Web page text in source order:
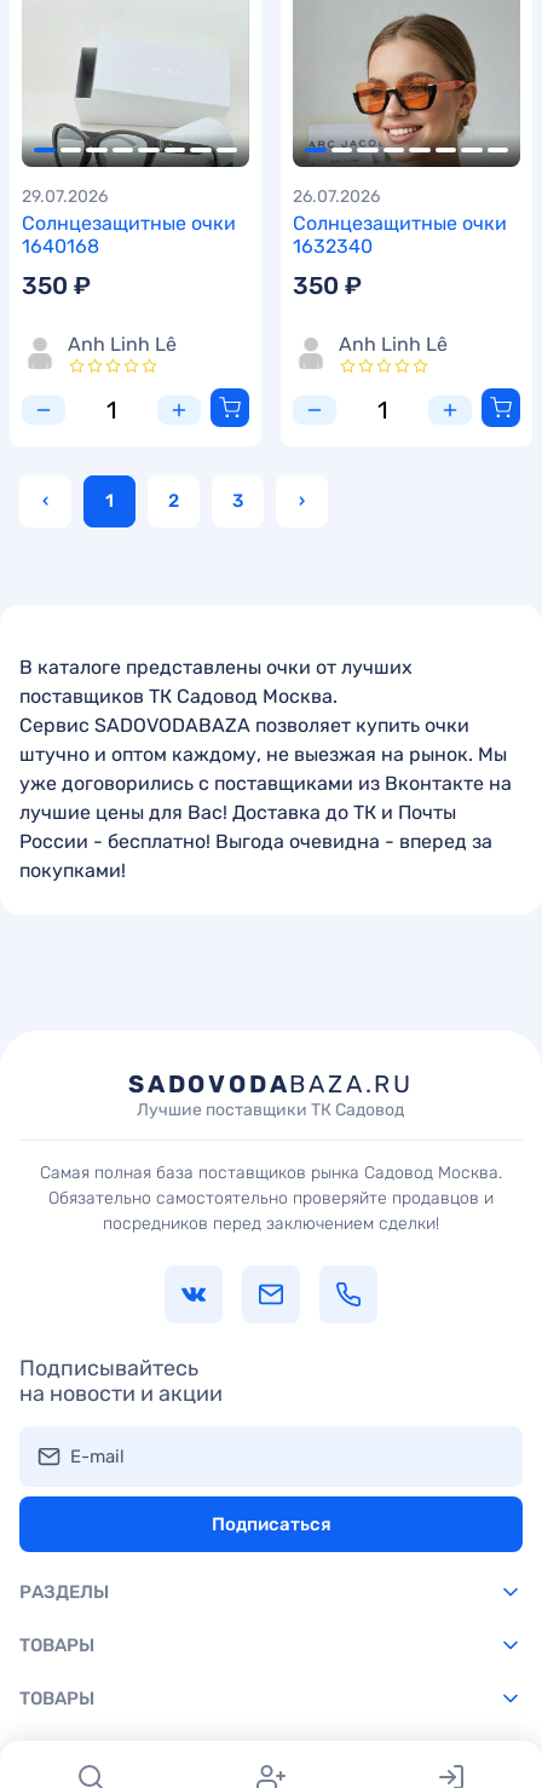
Солнцезащитные очки
1640168
29.07.2026
350 ₽
Anh Linh Lê
Солнцезащитные очки
1632340
26.07.2026
350 ₽
Anh Linh Lê
‹ 1 2 3 ›
В каталоге представлены очки от лучших
поставщиков ТК Садовод Москва.
Сервис SADOVODABAZA позволяет купить очки
штучно и оптом каждому, не выезжая на рынок. Мы
уже договорились с поставщиками из Вконтакте на
лучшие цены для Вас! Доставка до ТК и Почты
России - бесплатно! Выгода очевидна - вперед за
покупками!
SADOVODABAZA.RU
Лучшие поставщики ТК Садовод
Самая полная база поставщиков рынка Садовод Москва.
Обязательно самостоятельно проверяйте продавцов и
посредников перед заключением сделки!
Подписывайтесь
на новости и акции
E-mail
Подписаться
РАЗДЕЛЫ
ТОВАРЫ
ТОВАРЫ